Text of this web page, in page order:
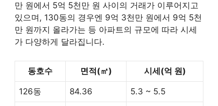
만 원에서 5억 5천만 원 사이의 거래가 이루어지고
있으며, 130동의 경우엔 9억 3천만 원에서 9억 5천
만 원까지 올라가는 등 아파트의 규모에 따라 시세
가 다양하게 달라집니다.
동호수 면적(㎡) 시세(억 원)
126동 84.36 5.3 ~ 5.5